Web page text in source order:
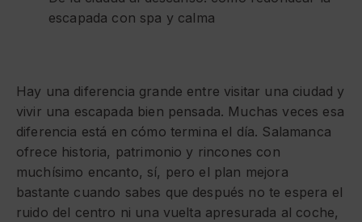
escapada con spa y calma
Hay una diferencia grande entre visitar una ciudad y
vivir una escapada bien pensada. Muchas veces esa
diferencia está en cómo termina el día. Salamanca
ofrece historia, patrimonio y rincones con
muchísimo encanto, sí, pero el plan mejora
bastante cuando sabes que después no te espera el
ruido del centro ni una vuelta apresurada al coche,